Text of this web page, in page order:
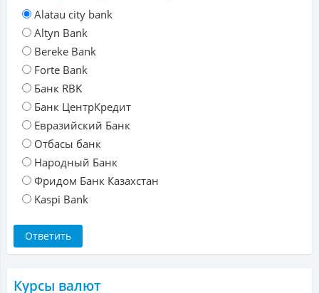
Alatau city bank
Altyn Bank
Bereke Bank
Forte Bank
Банк RBK
Банк ЦентрКредит
Евразийский Банк
Отбасы банк
Народный Банк
Фридом Банк Казахстан
Kaspi Bank
Курсы валют